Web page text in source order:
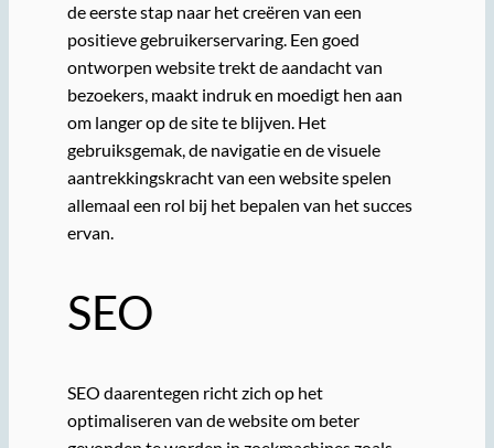
de eerste stap naar het creëren van een
positieve gebruikerservaring. Een goed
ontworpen website trekt de aandacht van
bezoekers, maakt indruk en moedigt hen aan
om langer op de site te blijven. Het
gebruiksgemak, de navigatie en de visuele
aantrekkingskracht van een website spelen
allemaal een rol bij het bepalen van het succes
ervan.
SEO
SEO daarentegen richt zich op het
optimaliseren van de website om beter